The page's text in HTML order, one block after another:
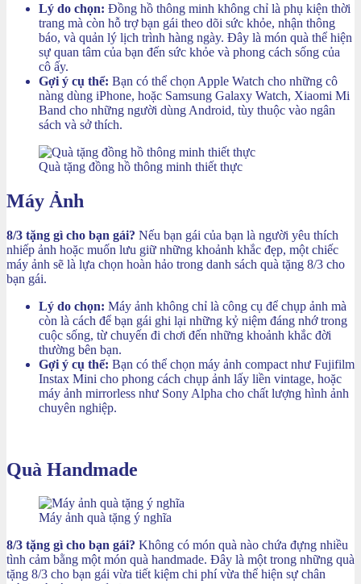
Lý do chọn: Đồng hồ thông minh không chỉ là phụ kiện thời
trang mà còn hỗ trợ bạn gái theo dõi sức khỏe, nhận thông
báo, và quản lý lịch trình hàng ngày. Đây là món quà thể hiện
sự quan tâm của bạn đến sức khỏe và phong cách sống của
cô ấy.
Gợi ý cụ thể: Bạn có thể chọn Apple Watch cho những cô
nàng dùng iPhone, hoặc Samsung Galaxy Watch, Xiaomi Mi
Band cho những người dùng Android, tùy thuộc vào ngân
sách và sở thích.
Quà tặng đồng hồ thông minh thiết thực
Máy Ảnh
8/3 tặng gì cho bạn gái? Nếu bạn gái của bạn là người yêu thích
nhiếp ảnh hoặc muốn lưu giữ những khoảnh khắc đẹp, một chiếc
máy ảnh sẽ là lựa chọn hoàn hảo trong danh sách quà tặng 8/3 cho
bạn gái.
Lý do chọn: Máy ảnh không chỉ là công cụ để chụp ảnh mà
còn là cách để bạn gái ghi lại những kỷ niệm đáng nhớ trong
cuộc sống, từ chuyến đi chơi đến những khoảnh khắc đời
thường bên bạn.
Gợi ý cụ thể: Bạn có thể chọn máy ảnh compact như Fujifilm
Instax Mini cho phong cách chụp ảnh lấy liền vintage, hoặc
máy ảnh mirrorless như Sony Alpha cho chất lượng hình ảnh
chuyên nghiệp.
Quà Handmade
Máy ảnh quà tặng ý nghĩa
8/3 tặng gì cho bạn gái? Không có món quà nào chứa đựng nhiều
tình cảm bằng một món quà handmade. Đây là một trong những quà
tặng 8/3 cho bạn gái vừa tiết kiệm chi phí vừa thể hiện sự chân